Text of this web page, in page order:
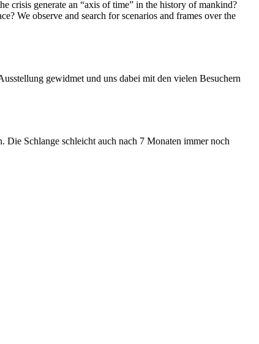
crisis generate an “axis of time” in the history of mankind?
We observe and search for scenarios and frames over the
gewidmet und uns dabei mit den vielen Besuchern
Schlange schleicht auch nach 7 Monaten immer noch